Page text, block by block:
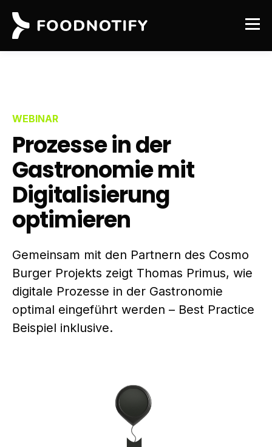
WEBINAR
Prozesse in der
Gastronomie mit
Digitalisier­ung
optimieren
Gemeinsam mit den Partnern des Cosmo
Burger Projekts zeigt Thomas Primus, wie
digitale Prozesse in der Gastronomie
optimal eingeführt werden – Best Practice
Beispiel inklusive.